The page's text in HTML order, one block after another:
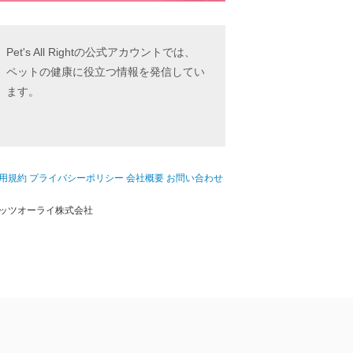
Pet's All Rightの公式アカウントでは、
ペットの健康に役立つ情報を発信してい
ます。
規約 プライバシーポリシー 会社概要 お問い合わせ
ツオーライ株式会社